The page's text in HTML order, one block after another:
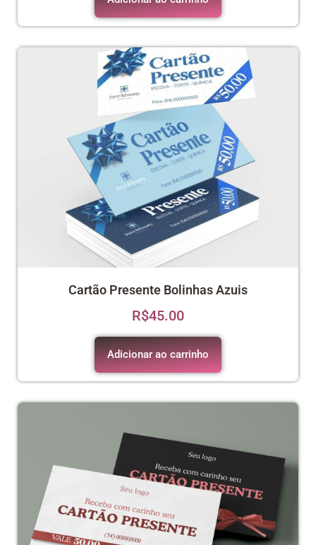
Cartão Presente Bolinhas Azuis
R$45.00
Adicionar ao carrinho